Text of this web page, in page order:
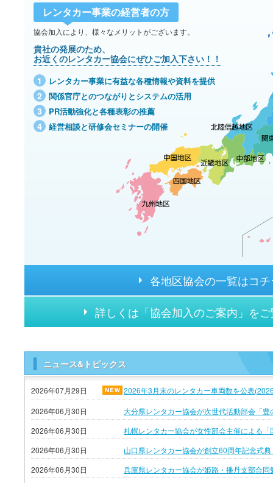
レンタカー事業の経営者の方
協会加入により、様々なメリットがございます。
貴社の発展のため、
お近くのレンタカー協会にぜひご加入下さい！！
1
レンタカー事業に有益な各種情報や資料を提供
2 関係官庁とのつながりとシステムの活用
3 PR活動強化と各種表彰の推薦
4 経営相談と研修会セミナーの開催
各地区協会の一覧はコ
詳しくは「協会加入のご案内」を
ニュース&トピックス
2026年07月29日
2026年3月末のレンタカー車両数を公表
2026年06月30日
大分県レンタカー協会が次世代活動部会「
2026年06月30日
札幌レンタカー協会が女性部会主催による
2026年06月30日
山口県レンタカー協会が創立60周年記念式
2026年06月30日
兵庫県レンタカー協会が姫路・播丹支部合同